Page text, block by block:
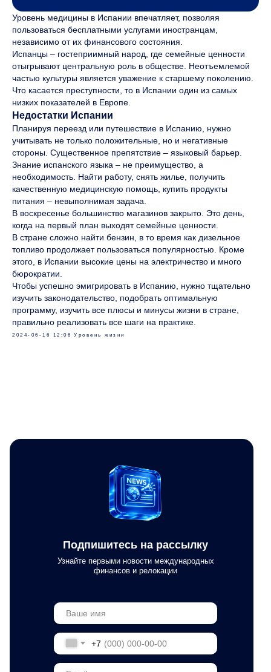
Уровень медицины в Испании впечатляет, позволяя
пользоваться бесплатными услугами иностранцам,
независимо от их финансового состояния.
Испанцы – гостеприимный народ, где семейные ценности
отыгрывают центральную роль в обществе. Неотъемлемой
частью культуры является уважение к старшему поколению.
Что касается преступности, то в Испании один из самых
низких показателей в Европе.
Недостатки Испании
Планируя переезд или путешествие в Испанию, нужно
учитывать не только положительные, но и негативные
стороны. Существенное препятствие – языковый барьер.
Знание испанского языка – не преимущество, а
необходимость. Найти работу, снять жилье, получить
качественную медицинскую помощь, купить продукты
питания – невыполнимая задача.
В воскресенье большинство магазинов закрыто. Это день,
когда на первый план выходят семейные ценности.
В стране сложно найти бензин, в то время как дизельное
топливо продолжает пользоваться популярностью. Кроме
этого, в Испании высокие цены на электричество и много
бюрократии.
Чтобы успешно эмигрировать в Испанию, нужно тщательно
изучить законодательство, подобрать оптимальную
программу, изучить все плюсы и минусы жизни в стране,
правильно реализовать все шаги на практике.
2024-06-16 12:06 Уровень жизни
Подпишитесь на рассылку
Узнайте первыми новости международных
финансов и релокации
+7